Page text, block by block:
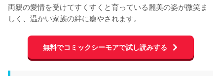
両親の愛情を受けてすくすくと育っている麗美の姿が微笑ま
しく、温かい家族の絆に癒やされます。
無料でコミックシーモアで試し読みする